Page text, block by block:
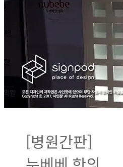
[병원간판]